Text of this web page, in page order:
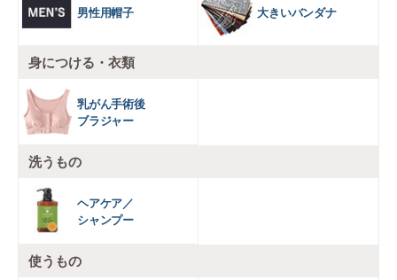
男性用帽子 大きいバンダナ
身につける・衣類
乳がん手術後
ブラジャー
洗うもの
ヘアケア／
シャンプー
使うもの